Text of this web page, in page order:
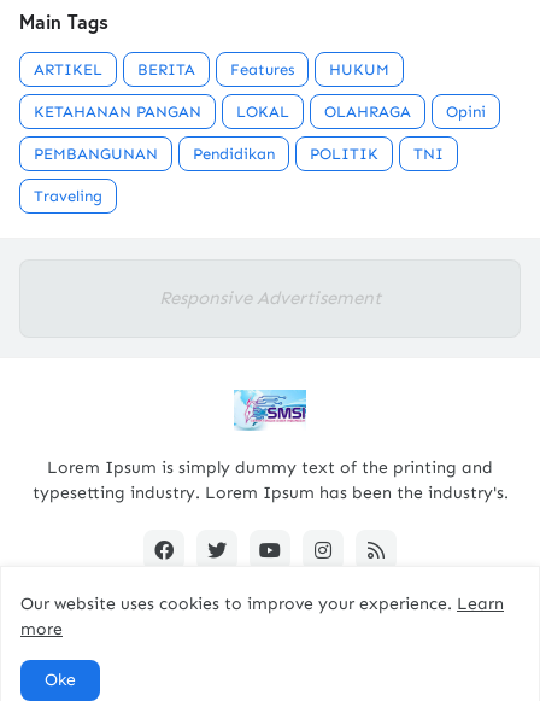
Main Tags
ARTIKEL BERITA Features HUKUM
KETAHANAN PANGAN LOKAL OLAHRAGA Opini
PEMBANGUNAN Pendidikan POLITIK TNI
Traveling
Responsive Advertisement
Lorem Ipsum is simply dummy text of the printing and
typesetting industry. Lorem Ipsum has been the industry's.
Our website uses cookies to improve your experience. Learn
more
Oke